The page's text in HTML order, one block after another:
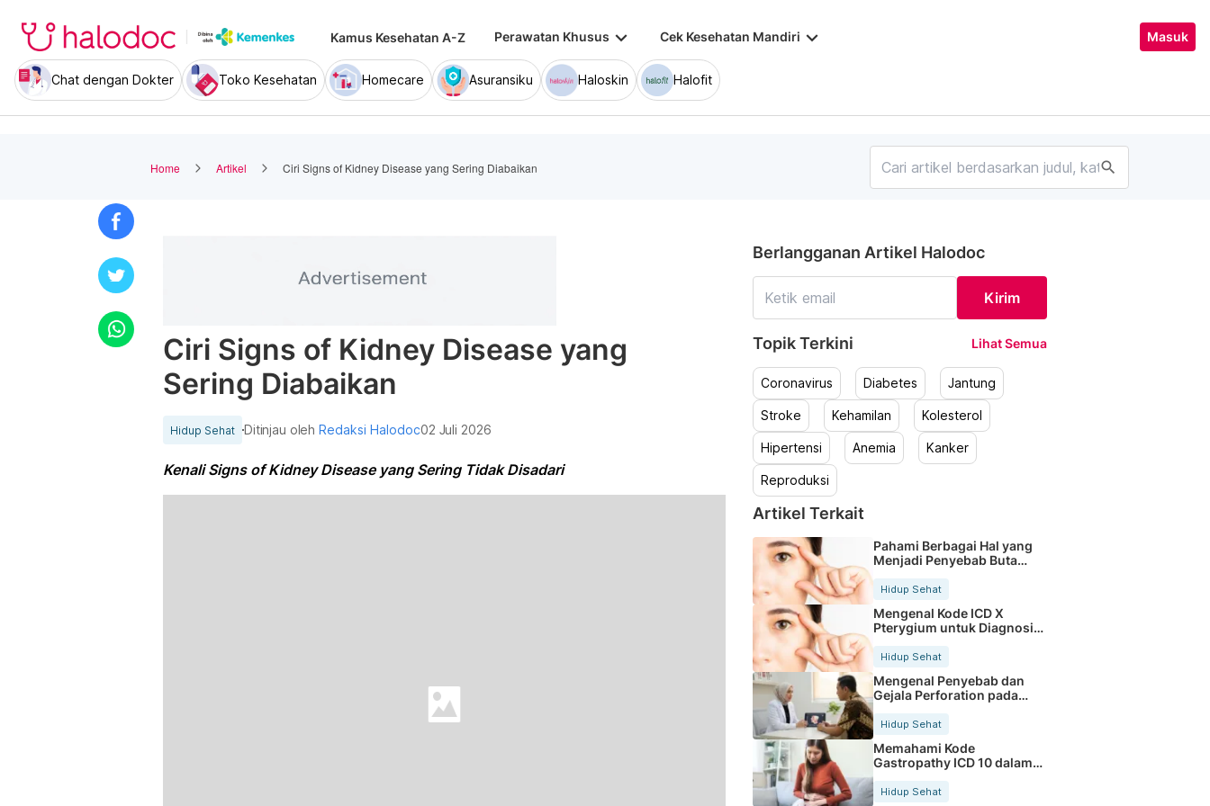
Kamus Kesehatan A-Z Perawatan Khusus keyboard_arrow_down Cek Kesehatan Mandiri keyboard_arrow_down Masuk
Chat dengan Dokter Toko Kesehatan Homecare Asuransiku Haloskin Halofit
Home Artikel Ciri Signs of Kidney Disease yang Sering Diabaikan search
Ciri Signs of Kidney Disease yang
Sering Diabaikan
Hidup Sehat Ditinjau olehRedaksi Halodoc02 Juli 2026
Kenali Signs of Kidney Disease yang Sering Tidak Disadari
Berlangganan Artikel Halodoc
Kirim
Topik Terkini Lihat Semua
Coronavirus Diabetes Jantung
Stroke Kehamilan Kolesterol
Hipertensi Anemia Kanker
Reproduksi
Artikel Terkait
Pahami Berbagai Hal yang
Menjadi Penyebab Buta
Hidup Sehat
Mengenal Kode ICD X
Pterygium untuk Diagnosis
Hidup Sehat
Mengenal Penyebab dan
Gejala Perforation pada
Tubuh
Hidup Sehat
Memahami Kode
Gastropathy ICD 10 dalam
Rekam Medis Pasien
Hidup Sehat